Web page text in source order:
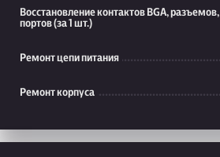
Восстановление контактов BGA, разъемов,
портов (за 1 шт.)
Ремонт цепи питания
Ремонт корпуса